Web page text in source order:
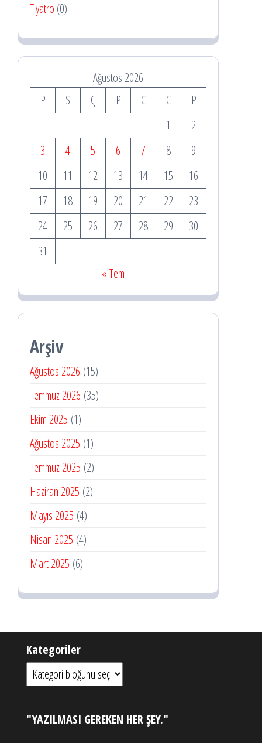
Tiyatro (0)
Ağustos 2026
P
S Ç P C C
P
1
2
3
4 5 6 7 8
9
10
11 12 13 14 15
16
17
18 19 20 21 22
23
24
25 26 27 28 29
30
31
« Tem
Arşiv
Ağustos 2026 (15)
Temmuz 2026 (35)
Ekim 2025 (1)
Ağustos 2025 (1)
Temmuz 2025 (2)
Haziran 2025 (2)
Mayıs 2025 (4)
Nisan 2025 (4)
Mart 2025 (6)
Kategoriler
"YAZILMASI GEREKEN HER ŞEY."